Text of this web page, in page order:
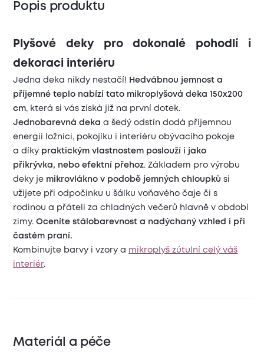
Popis produktu
Plyšové deky pro dokonalé pohodlí i
dekoraci interiéru
Jedna deka nikdy nestačí!
Hedvábnou jemnost a
příjemné teplo nabízí tato mikroplyšová deka 150x200
cm, která si vás získá již na první dotek.
Jednobarevná deka a šedý odstín dodá příjemnou
energii ložnici, pokojíku i interiéru obývacího pokoje
a díky praktickým vlastnostem poslouží i jako
přikrývka, nebo efektní přehoz. Základem pro výrobu
deky je mikrovlákno v podobě jemných chloupkůsi
užijete při odpočinku u šálku voňavého čaje či s
rodinou a přáteli za chladných večerů hlavně v období
zimy.Oceníte stálobarevnost a nadýchaný vzhled i při
častém praní.
Kombinujte barvy i vzory a mikroplyš zútulní celý váš
interiér.
Materiál a péče